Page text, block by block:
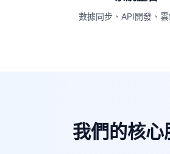
數據同步、API開發、
我們的核心